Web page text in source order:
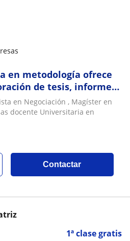
en metodología ofrece
de tesis, informes,
Sociales
en Negociación , Magíster en
docente Universitaria en
Contactar
1ª clase gratis